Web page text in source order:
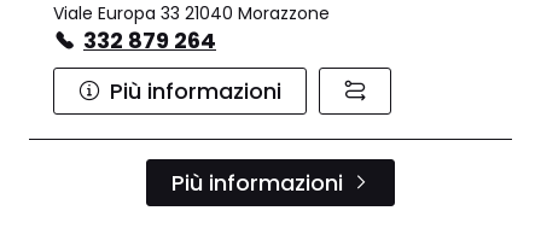
Viale Europa 33 21040 Morazzone
332 879 264
Più informazioni
Più informazioni